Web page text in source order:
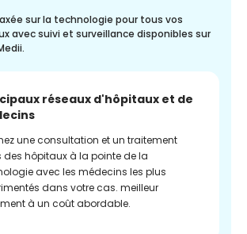
sur la technologie pour tous vos
avec suivi et surveillance disponibles sur
réseaux d'hôpitaux et de
une consultation et un traitement
des hôpitaux à la pointe de la
avec les médecins les plus
dans votre cas. meilleur
à un coût abordable.